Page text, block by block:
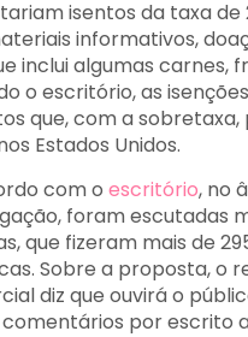
isentos da taxa de
informativos,
inclui algumas carnes,
o escritório, as
que, com a
Estados Unidos.
com o escritório, no
foram escutadas
que fizeram mais de
Sobre a proposta, o
diz que ouvirá o
por escrito